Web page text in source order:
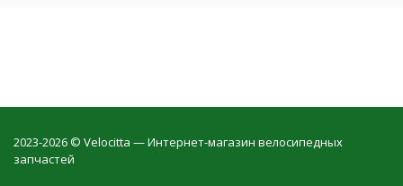
2023-2026 © Velocitta — Интернет-магазин велосипедных
запчастей